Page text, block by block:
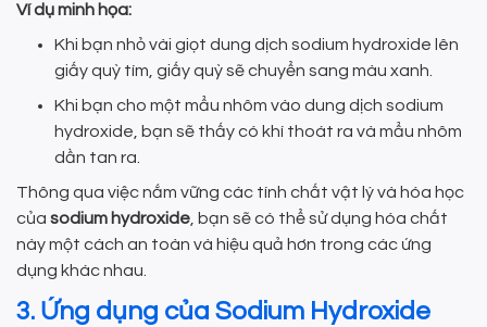
Ví dụ minh họa:
Khi bạn nhỏ vài giọt dung dịch sodium hydroxide lên
giấy quỳ tím, giấy quỳ sẽ chuyển sang màu xanh.
Khi bạn cho một mẩu nhôm vào dung dịch sodium
hydroxide, bạn sẽ thấy có khí thoát ra và mẩu nhôm
dần tan ra.
Thông qua việc nắm vững các tính chất vật lý và hóa học
của sodium hydroxide , bạn sẽ có thể sử dụng hóa chất
này một cách an toàn và hiệu quả hơn trong các ứng
dụng khác nhau.
3. Ứng dụng của Sodium Hydroxide